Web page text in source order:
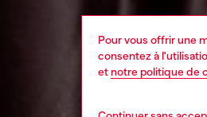
Pour vous offrir une
consentez à
et notre politique de